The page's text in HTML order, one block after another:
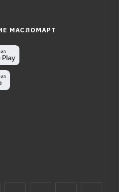
МАСЛОМАРТ